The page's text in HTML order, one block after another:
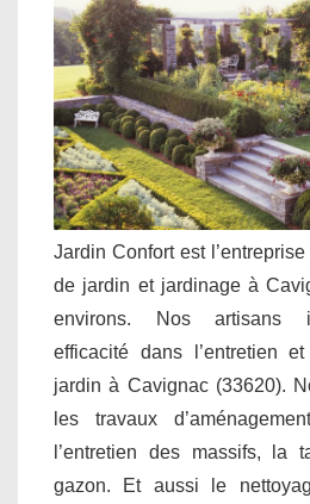
Jardin Confort est
de jardin et jardinage à
environs. Nos artisans
efficacité dans l’entretien
jardin à Cavignac (33620).
les travaux
l’entretien des massifs,
gazon. Et aussi le